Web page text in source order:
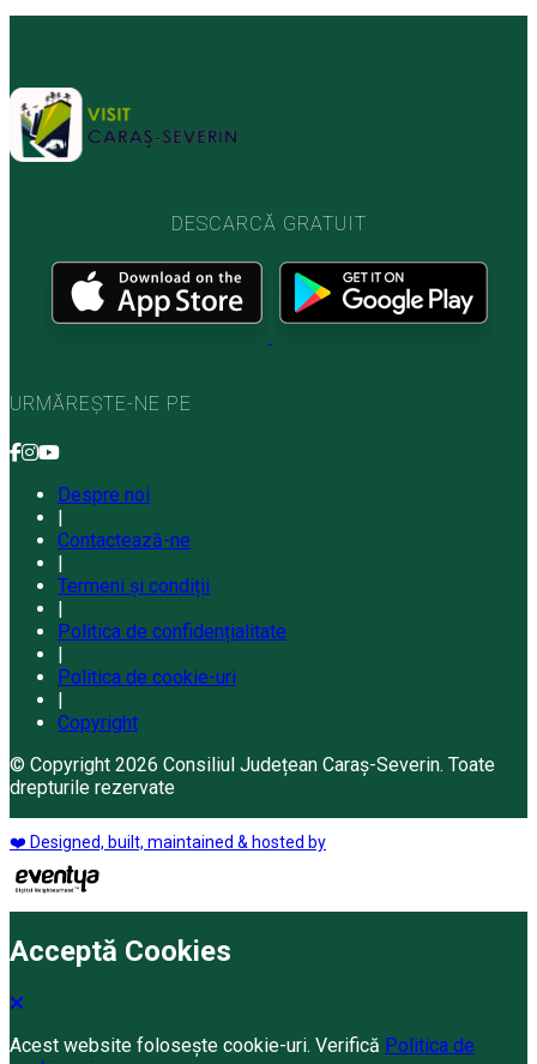
DESCARCĂ GRATUIT
URMĂREȘTE-NE PE
Despre noi
|
Contactează-ne
|
Termeni și condiții
|
Politica de confidențialitate
|
Politica de cookie-uri
|
Copyright
© Copyright 2026 Consiliul Județean Caraș-Severin. Toate
drepturile rezervate
❤️ Designed, built, maintained & hosted by
Acceptă Cookies
Acest website folosește cookie-uri. Verifică Politica de